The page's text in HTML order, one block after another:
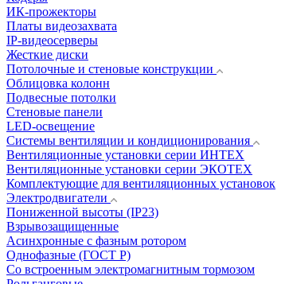
ИК-прожекторы
Платы видеозахвата
IP-видеосерверы
Жесткие диски
Потолочные и стеновые конструкции
Облицовка колонн
Подвесные потолки
Стеновые панели
LED-освещение
Системы вентиляции и кондиционирования
Вентиляционные установки серии ИНТЕХ
Вентиляционные установки серии ЭКОТЕХ
Комплектующие для вентиляционных установок
Электродвигатели
Пониженной высоты (IP23)
Взрывозащищенные
Асинхронные с фазным ротором
Однофазные (ГОСТ Р)
Со встроенным электромагнитным тормозом